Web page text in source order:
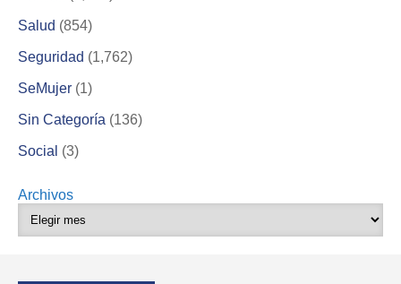
Salud (854)
Seguridad (1,762)
SeMujer (1)
Sin Categoría (136)
Social (3)
Archivos